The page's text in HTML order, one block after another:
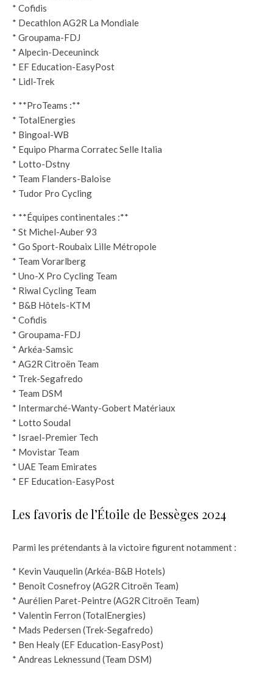
* Cofidis
* Decathlon AG2R La Mondiale
* Groupama-FDJ
* Alpecin-Deceuninck
* EF Education-EasyPost
* Lidl-Trek
* **ProTeams :**
* TotalEnergies
* Bingoal-WB
* Equipo Pharma Corratec Selle Italia
* Lotto-Dstny
* Team Flanders-Baloise
* Tudor Pro Cycling
* **Équipes continentales :**
* St Michel-Auber 93
* Go Sport-Roubaix Lille Métropole
* Team Vorarlberg
* Uno-X Pro Cycling Team
* Riwal Cycling Team
* B&B Hôtels-KTM
* Cofidis
* Groupama-FDJ
* Arkéa-Samsic
* AG2R Citroën Team
* Trek-Segafredo
* Team DSM
* Intermarché-Wanty-Gobert Matériaux
* Lotto Soudal
* Israel-Premier Tech
* Movistar Team
* UAE Team Emirates
* EF Education-EasyPost
Les favoris de l’Étoile de Bessèges 2024
Parmi les prétendants à la victoire figurent notamment :
* Kevin Vauquelin (Arkéa-B&B Hotels)
* Benoît Cosnefroy (AG2R Citroën Team)
* Aurélien Paret-Peintre (AG2R Citroën Team)
* Valentin Ferron (TotalEnergies)
* Mads Pedersen (Trek-Segafredo)
* Ben Healy (EF Education-EasyPost)
* Andreas Leknessund (Team DSM)